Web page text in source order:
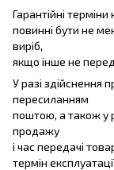
Гарантійні
повинні бути не
виріб,
якщо інше не
У разі здійснення
пересиланням
поштою, а також у
продажу
і час передачі
термін